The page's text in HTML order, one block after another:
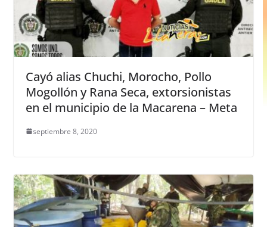
Cayó alias Chuchi, Morocho, Pollo
Mogollón y Rana Seca, extorsionistas
en el municipio de la Macarena – Meta
septiembre 8, 2020